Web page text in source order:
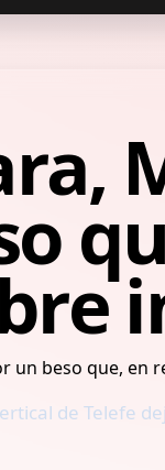
de Telefe